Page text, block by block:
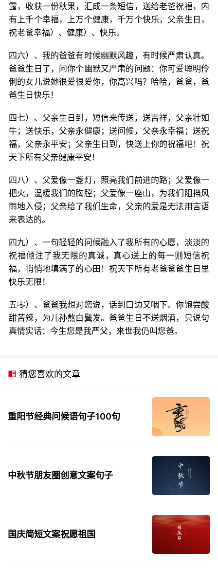
露，收获一份秋果，汇成一条短信，送给老爸祝福，内
有上千个幸福，上万个健康，千万个快乐，父亲生日，
祝老爸幸福）、健康）、快乐。
四六）、我的爸爸有时候幽默风趣，有时候严肃认真。
爸爸生日了，问你个幽默又严肃的问题：你可爱聪明伶
俐的女儿说她很爱很爱你，你高兴吗？哈哈，爸爸，爸
爸生日快乐！
四七）、父亲生日到，短信来传送，送吉祥，父亲壮如
牛；送快乐，父亲永健康；送问候，父亲永幸福；送祝
福，父亲永平安；父亲生日到，快送上你的祝福吧！祝
天下所有父亲健康平安！
四八）、父爱像一盏灯，照亮我们前进的路；父爱像一
把火，温暖我们的胸膛；父爱像一座山，为我们阻挡风
雨地入侵；父亲给了我们生命，父亲的爱是无法用言语
来表达的。
四九）、一句轻轻的问候融入了我所有的心愿，淡淡的
祝福倾注了我无限的真诚，真心送上的每一则短信祝
福，悄悄地填满了的心田！祝天下所有老爸爸爸生日里
快乐无限！
五零）、爸爸我想对您说，话到口边又咽下。你饱尝酸
甜苦辣，为儿孙熬白鬓发。爸爸生日不送烟酒，只说句
真情实话：今生您是我严父，来世我仍叫您爸。
猜您喜欢的文章
重阳节经典问候语句子100句
中秋节朋友圈创意文案句子
国庆简短文案祝愿祖国